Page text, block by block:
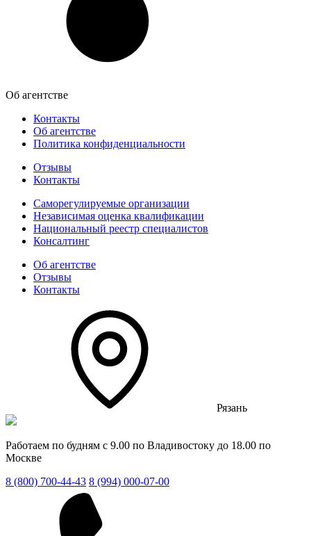
Об агентстве
Контакты
Об агентстве
Политика конфиденциальности
Отзывы
Контакты
Саморегулируемые организации
Независимая оценка квалификации
Национальный реестр специалистов
Консалтинг
Об агентстве
Отзывы
Контакты
Рязань
Работаем по будням с 9.00 по Владивостоку до 18.00 по
Москве
8 (800) 700-44-43 8 (994) 000-07-00